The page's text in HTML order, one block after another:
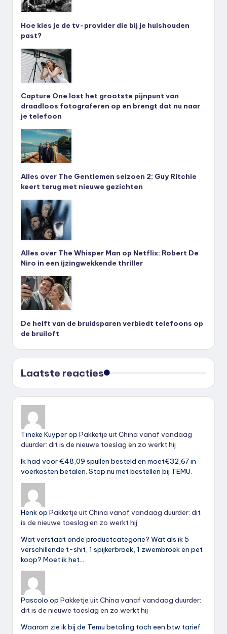
Hoe kies je de tv-provider die bij je huishouden
past?
Capture One lost het grootste pijnpunt van
draadloos fotograferen op en brengt dat nu naar
je telefoon
Alles over The Gentlemen seizoen 2: Guy Ritchie
keert terug met nieuwe gezichten
Alles over The Whisper Man op Netflix: Robert De
Niro in een ijzingwekkende thriller
De helft van de bruidsparen verbiedt telefoons op
de bruiloft
Laatste reacties
Tineke Kuyperop Pakketje uit China vanaf vandaag
duurder: dit is de nieuwe toeslag en zo werkt hij
Ik had voor €48,09 spullen besteld en moet€32,67 in
voerkosten betalen. Stop nu met bestellen bij TEMU.
Henkop Pakketje uit China vanaf vandaag duurder: dit
is de nieuwe toeslag en zo werkt hij
Wat verstaat onde productcategorie? Wat als ik 5
verschillende t-shit, 1 spijkerbroek, 1 zwembroek en pet
koop? Moet ik het…
Pascolo op Pakketje uit China vanaf vandaag duurder:
dit is de nieuwe toeslag en zo werkt hij
Waarom zie ik bij de Temu betaling toch een btw tarief